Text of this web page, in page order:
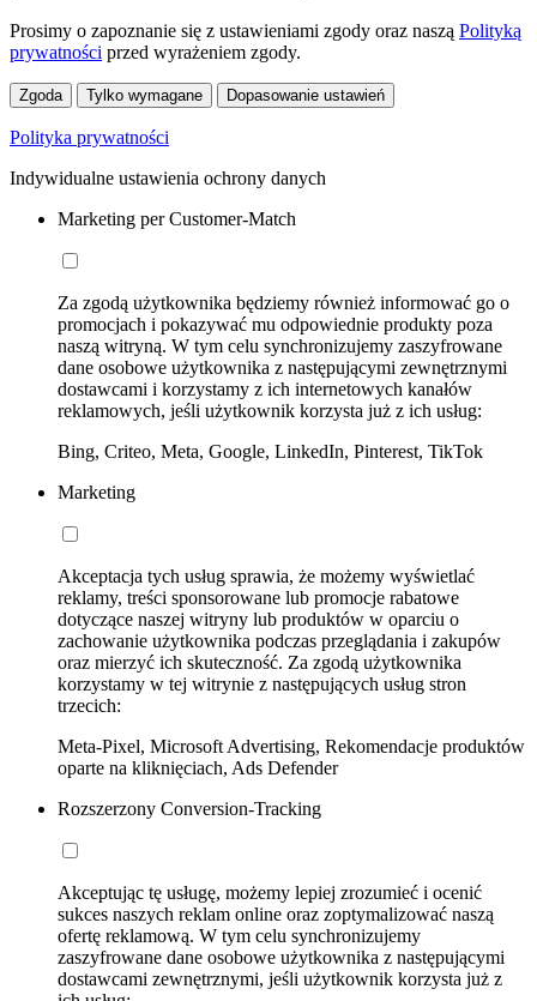
Prosimy o zapoznanie się z ustawieniami zgody oraz naszą Polityką
prywatności przed wyrażeniem zgody.
Zgoda Tylko wymagane Dopasowanie ustawień
Polityka prywatności
Indywidualne ustawienia ochrony danych
Marketing per Customer-Match
Za zgodą użytkownika będziemy również informować go o
promocjach i pokazywać mu odpowiednie produkty poza
naszą witryną. W tym celu synchronizujemy zaszyfrowane
dane osobowe użytkownika z następującymi zewnętrznymi
dostawcami i korzystamy z ich internetowych kanałów
reklamowych, jeśli użytkownik korzysta już z ich usług:
Bing, Criteo, Meta, Google, LinkedIn, Pinterest, TikTok
Marketing
Akceptacja tych usług sprawia, że możemy wyświetlać
reklamy, treści sponsorowane lub promocje rabatowe
dotyczące naszej witryny lub produktów w oparciu o
zachowanie użytkownika podczas przeglądania i zakupów
oraz mierzyć ich skuteczność. Za zgodą użytkownika
korzystamy w tej witrynie z następujących usług stron
trzecich:
Meta-Pixel, Microsoft Advertising, Rekomendacje produktów
oparte na kliknięciach, Ads Defender
Rozszerzony Conversion-Tracking
Akceptując tę usługę, możemy lepiej zrozumieć i ocenić
sukces naszych reklam online oraz zoptymalizować naszą
ofertę reklamową. W tym celu synchronizujemy
zaszyfrowane dane osobowe użytkownika z następującymi
dostawcami zewnętrznymi, jeśli użytkownik korzysta już z